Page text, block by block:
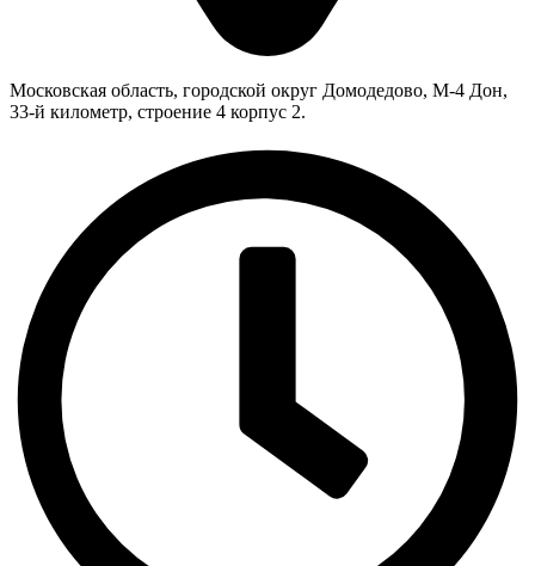
Московская область, городской округ Домодедово, М-4 Дон,
33-й километр, строение 4 корпус 2.